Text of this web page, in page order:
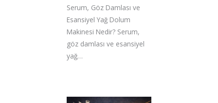
Serum, Göz Damlası ve
Esansiyel Yağ Dolum
Makinesi Nedir? Serum,
göz damlası ve esansiyel
yağ…